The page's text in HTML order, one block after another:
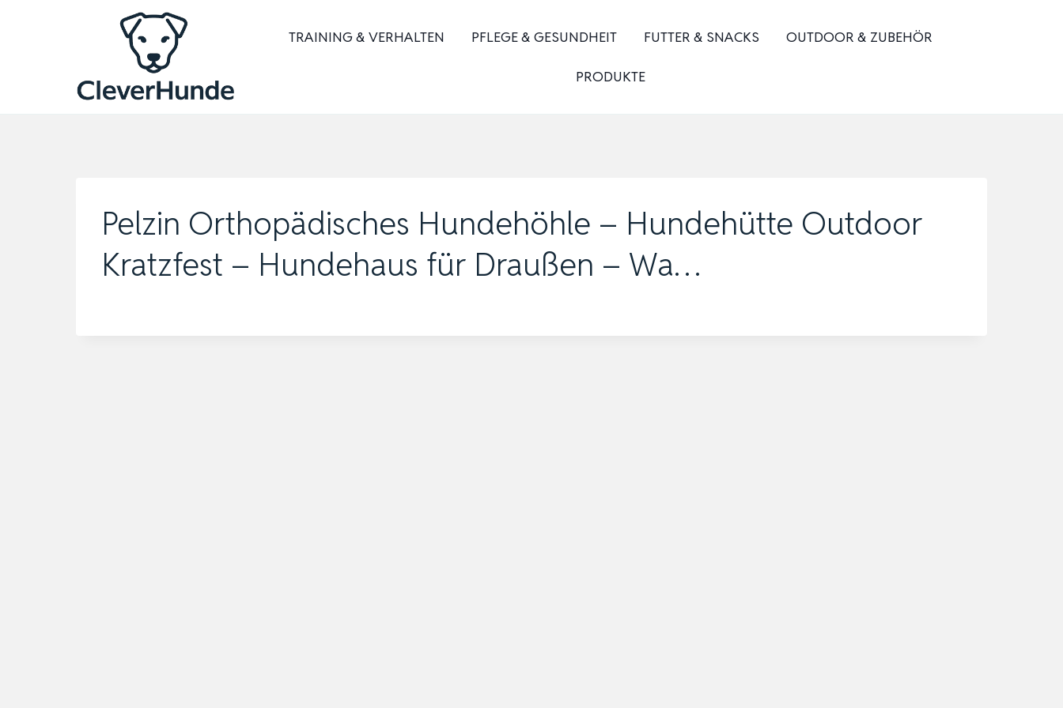
TRAINING & VERHALTEN PFLEGE & GESUNDHEIT FUTTER & SNACKS OUTDOOR & ZUBEHÖR
PRODUKTE
Pelzin Orthopädisches Hundehöhle – Hundehütte Outdoor
Kratzfest – Hundehaus für Draußen – Wa…